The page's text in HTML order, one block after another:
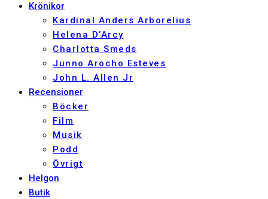
Krönikor
Kardinal Anders Arborelius
Helena D’Arcy
Charlotta Smeds
Junno Arocho Esteves
John L. Allen Jr
Recensioner
Böcker
Film
Musik
Podd
Övrigt
Helgon
Butik